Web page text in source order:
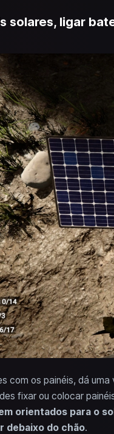
solares, ligar
com os painéis, dá
fixar ou colocar
orientados para o
debaixo do chão.